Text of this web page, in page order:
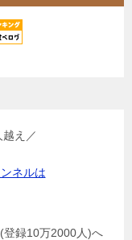
え／
ネルは
登録10万2000人)へ